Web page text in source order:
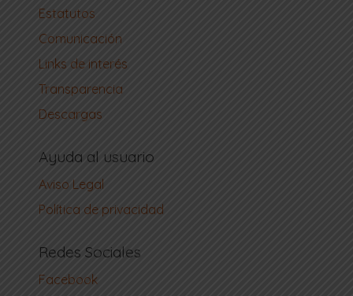
Estatutos
Comunicación
Links de interés
Transparencia
Descargas
Ayuda al usuario
Aviso Legal
Política de privacidad
Redes Sociales
Facebook